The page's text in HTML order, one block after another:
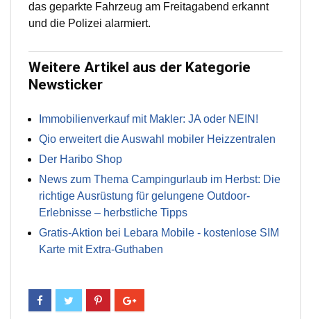
das geparkte Fahrzeug am Freitagabend erkannt
und die Polizei alarmiert.
Weitere Artikel aus der Kategorie
Newsticker
Immobilienverkauf mit Makler: JA oder NEIN!
Qio erweitert die Auswahl mobiler Heizzentralen
Der Haribo Shop
News zum Thema Campingurlaub im Herbst: Die
richtige Ausrüstung für gelungene Outdoor-
Erlebnisse – herbstliche Tipps
Gratis-Aktion bei Lebara Mobile - kostenlose SIM
Karte mit Extra-Guthaben